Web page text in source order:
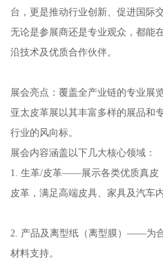
台，更是推动行业创新、促进国际
无论是参展商还是专业观众，都能
沿技术及优质合作伙伴。
展会亮点：覆盖全产业链的专业展
亚太皮革展以其丰富多样的展品和
行业的风向标。
展会内容涵盖以下几大核心领域：
1. 生革/皮革——展示各类优质真皮
皮革，满足高端皮具、家具及汽车
2. 产品及离型纸（离型膜）——为
材料支持。